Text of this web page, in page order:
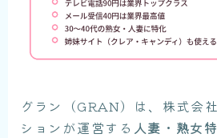
グラン（GRAN）は、株式会
ションが運営する 人妻・熟女